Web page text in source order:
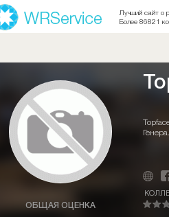
Лучший сайт о
Более 86821
ОБЩАЯ ОЦЕНКА